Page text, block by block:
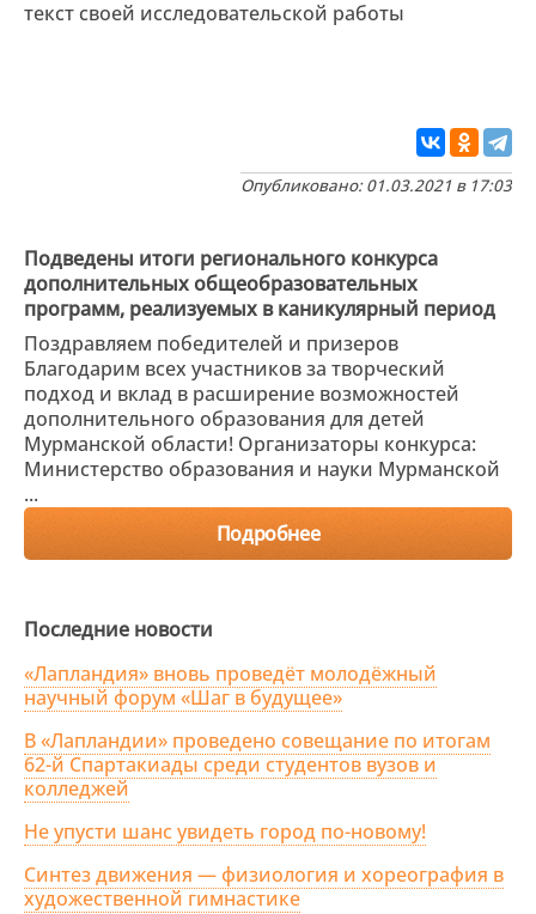
текст своей исследовательской работы
Опубликовано: 01.03.2021 в 17:03
Подведены итоги регионального конкурса
дополнительных общеобразовательных
программ, реализуемых в каникулярный период
Поздравляем победителей и призеров
Благодарим всех участников за творческий
подход и вклад в расширение возможностей
дополнительного образования для детей
Мурманской области! Организаторы конкурса:
Министерство образования и науки Мурманской
...
Подробнее
Последние новости
«Лапландия» вновь проведёт молодёжный
научный форум «Шаг в будущее»
В «Лапландии» проведено совещание по итогам
62-й Спартакиады среди студентов вузов и
колледжей
Не упусти шанс увидеть город по-новому!
Синтез движения — физиология и хореография в
художественной гимнастике